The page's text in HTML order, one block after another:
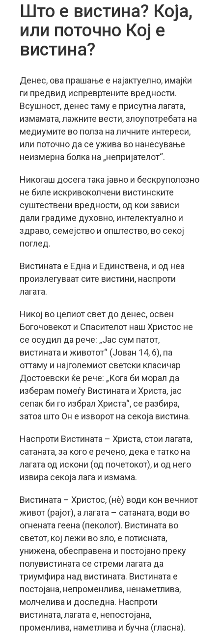
Што е вистина? Која,
или поточно Кој е
вистина?
Денес, ова прашање е најактуелно, имајќи
ги предвид испревртените вредности.
Всушност, денес таму е присутна лагата,
измамата, лажните вести, злоупотребата на
медиумите во полза на личните интереси,
или поточно да се ужива во нанесување
неизмерна болка на „непријателот“.
Никогаш досега така јавно и бескруполозно
не биле искривоколчени вистинските
суштествени вредности, од кои зависи
дали градиме духовно, интелектуално и
здраво, семејство и општество, во секој
поглед.
Вистината е Една и Единствена, и од неа
произлегуваат сите вистини, наспроти
лагата.
Никој во целиот свет до денес, освен
Богочовекот и Спасителот наш Христос не
се осудил да рече: „Јас сум патот,
вистината и животот“ (Јован 14, 6), па
оттаму и најголемиот светски класичар
Достоевски ќе рече: „Кога би морал да
изберам помеѓу Вистината и Христа, јас
сепак би го избрал Христа“, се разбира,
затоа што Он е изворот на секоја вистина.
Наспроти Вистината – Христа, стои лагата,
сатаната, за кого е речено, дека е татко на
лагата од искони (од почетокот), и од него
извира секоја лага и измама.
Вистината – Христос, (нè) води кон вечниот
живот (рајот), а лагата – сатаната, води во
огнената геена (пеколот). Вистината во
светот, кој лежи во зло, е потисната,
унижена, обесправена и постојано преку
полувистината се стреми лагата да
триумфира над вистината. Вистината е
постојана, непроменлива, ненаметлива,
молчелива и доследна. Наспроти
вистината, лагата е, непостојана,
променлива, наметлива и бучна (гласна).